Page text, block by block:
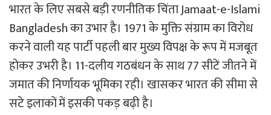
भारत के लिए सबसे बड़ी रणनीतिक चिंता Jamaat-e-Islami
Bangladesh का उभार है। 1971 के मुक्ति संग्राम का विरोध
करने वाली यह पार्टी पहली बार मुख्य विपक्ष के रूप में मजबूत
होकर उभरी है। 11-दलीय गठबंधन के साथ 77 सीटें जीतने में
जमात की निर्णायक भूमिका रही। खासकर भारत की सीमा से
सटे इलाकों में इसकी पकड़ बढ़ी है।